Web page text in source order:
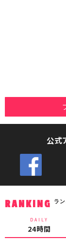
公式
RANKING ラ
DAILY
24時間